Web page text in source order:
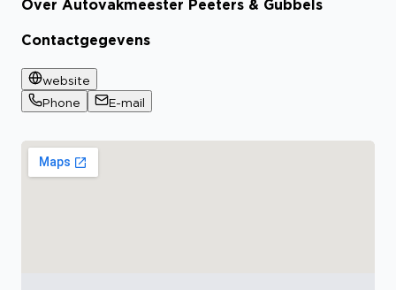
Bekijk certificaat
Over Autovakmeester Peeters & Gubbels
Contactgegevens
website
Phone
E-mail